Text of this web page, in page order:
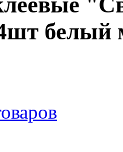
белый